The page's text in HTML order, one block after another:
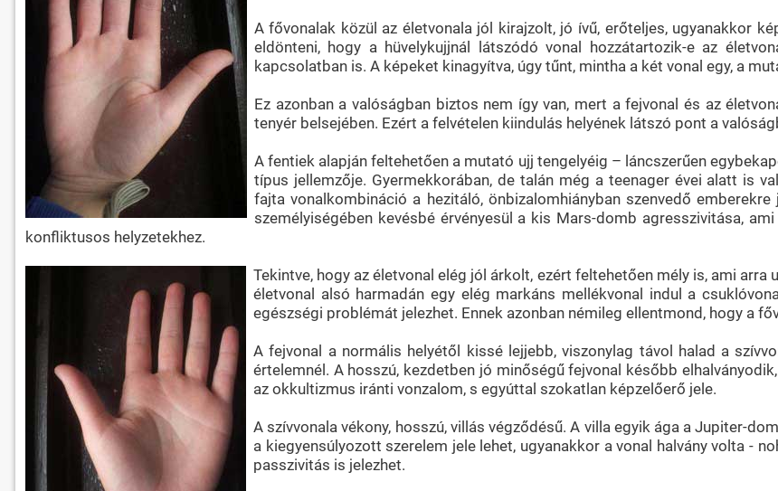
A fővonalak közül az életvonala jól kirajzolt, jó ívű, erőteljes, ugyanakkor
eldönteni, hogy a hüvelykujjnál látszódó vonal hozzátartozik-e az
kapcsolatban is. A képeket kinagyítva, úgy tűnt, mintha a két vonal egy, a
Ez azonban a valóságban biztos nem így van, mert a fejvonal és az
tenyér belsejében. Ezért a felvételen kiindulás helyének látszó pont a
A fentiek alapján feltehetően a mutató ujj tengelyéig – láncszerűen
típus jellemzője. Gyermekkorában, de talán még a teenager évei alatt is
fajta vonalkombináció a hezitáló, önbizalomhiányban szenvedő
személyiségében kevésbé érvényesül a kis Mars-domb agresszivitása,
konfliktusos helyzetekhez.
Tekintve, hogy az életvonal elég jól árkolt, ezért feltehetően mély is, ami
életvonal alsó harmadán egy elég markáns mellékvonal indul a
egészségi problémát jelezhet. Ennek azonban némileg ellentmond, hogy a
A fejvonal a normális helyétől kissé lejjebb, viszonylag távol halad a
értelemnél. A hosszú, kezdetben jó minőségű fejvonal később
az okkultizmus iránti vonzalom, s egyúttal szokatlan képzelőerő jele.
A szívvonala vékony, hosszú, villás végződésű. A villa egyik ága a Jupiter-
a kiegyensúlyozott szerelem jele lehet, ugyanakkor a vonal halvány volta -
passzivitás is jelezhet.